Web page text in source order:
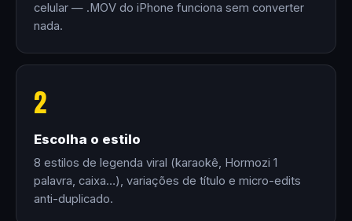
celular — .MOV do iPhone funciona sem converter
nada.
2
Escolha o estilo
8 estilos de legenda viral (karaokê, Hormozi 1
palavra, caixa…), variações de título e micro-edits
anti-duplicado.